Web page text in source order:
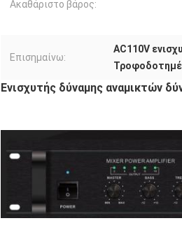
Ακαθάριστο βάρος:
Επισημαίνω:
AC110V
Ενισχυτής δύναμης αναμικτών